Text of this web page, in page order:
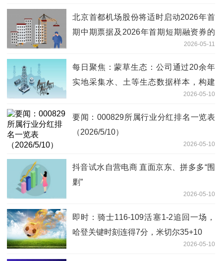
北京首都机场股份将适时启动2026年首
期中期票据及2026年首期短期融资券的
2026-05-11
每日聚焦：蒙草生态：公司通过20余年
实地采集水、土等生态数据样本，构建
2026-05-10
要闻：000829所属行业分红排名一览表
（2026/5/10）
2026-05-10
抖音试水自营电商 直面京东、拼多多“围
剿”
2026-05-10
即时：骑士116-109活塞1-2追回一场，
哈登关键时刻连得7分，米切尔35+10
2026-05-10